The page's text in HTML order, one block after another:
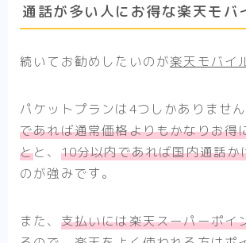
通話が多い人にお得な楽天モバ
続いてお勧めしたいのが楽天モバイ
パケットプランは4つしかありません
であれば通常価格よりもかなりお得
とと、 10分以内であれば国内通話か
のが強みです。
また、 支払いには楽天スーパーポイ